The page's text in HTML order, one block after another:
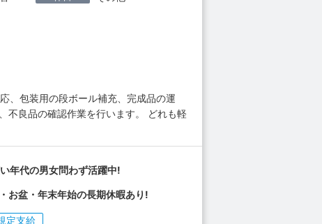
、包装用の段ボール補充、完成品の運
不良品の確認作業を行います。 どれも軽
年代の男女問わず活躍中!
お盆・年末年始の長期休暇あり!
定支給